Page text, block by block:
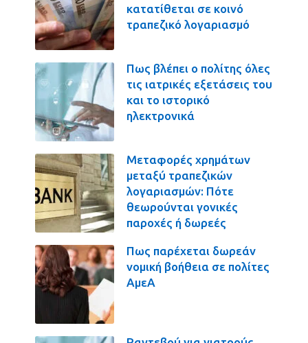
κατατίθεται σε κοινό
τραπεζικό λογαριασμό
Πως βλέπει ο πολίτης όλες
τις ιατρικές εξετάσεις του
και το ιστορικό
ηλεκτρονικά
Μεταφορές χρημάτων
μεταξύ τραπεζικών
λογαριασμών: Πότε
θεωρούνται γονικές
παροχές ή δωρεές
Πως παρέχεται δωρεάν
νομική βοήθεια σε πολίτες
ΑμεΑ